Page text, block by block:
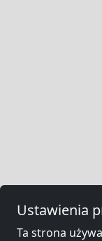
Ustawienia
Ta strona